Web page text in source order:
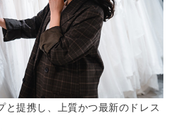
と提携し、上質かつ最新のドレス